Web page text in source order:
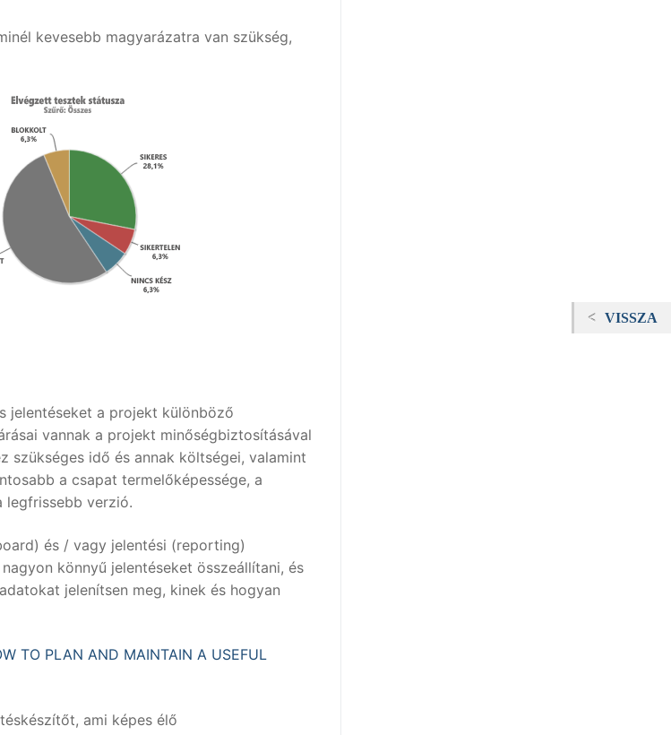
kevesebb magyarázatra van szükség,
jelentéseket a projekt különböző
vannak a projekt minőségbiztosításával
szükséges idő és annak költségei, valamint
a csapat termelőképessége, a
legfrissebb verzió.
és / vagy jelentési (reporting)
könnyű jelentéseket összeállítani, és
jelenítsen meg, kinek és hogyan
TO PLAN AND MAINTAIN A USEFUL
ami képes élő
VISSZA